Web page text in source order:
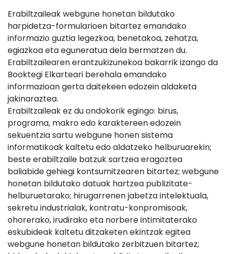
Erabiltzaileak webgune honetan bildutako
harpidetza-formularioen bitartez emandako
informazio guztia legezkoa, benetakoa, zehatza,
egiazkoa eta eguneratua dela bermatzen du.
Erabiltzailearen erantzukizunekoa bakarrik izango da
Booktegi Elkarteari berehala emandako
informazioan gerta daitekeen edozein aldaketa
jakinaraztea.
Erabiltzaileak ez du ondokorik egingo: birus,
programa, makro edo karaktereen edozein
sekuentzia sartu webgune honen sistema
informatikoak kaltetu edo aldatzeko helburuarekin;
beste erabiltzaile batzuk sartzea eragoztea
baliabide gehiegi kontsumitzearen bitartez; webgune
honetan bildutako datuak hartzea publizitate-
helburuetarako; hirugarrenen jabetza intelektuala,
sekretu industrialak, kontratu-konpromisoak,
ohorerako, irudirako eta norbere intimitaterako
eskubideak kaltetu ditzaketen ekintzak egitea
webgune honetan bildutako zerbitzuen bitartez;